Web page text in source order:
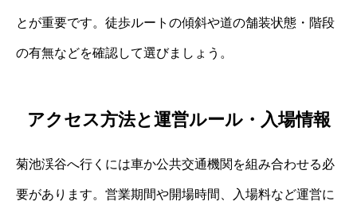
とが重要です。徒歩ルートの傾斜や道の舗装状態・階段
の有無などを確認して選びましょう。
アクセス方法と運営ルール・入場情報
菊池渓谷へ行くには車か公共交通機関を組み合わせる必
要があります。営業期間や開場時間、入場料など運営に